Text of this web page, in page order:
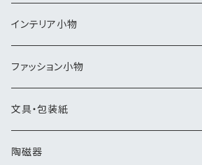
インテリア小物
アートパネル
ジュエリーボックス
小物入れ
ファッション小物
バッグ・ポーチ
化粧小物
文具・包装紙
ラッピングペーパー
陶磁器